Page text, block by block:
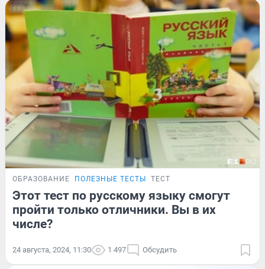
ОБРАЗОВАНИЕ ПОЛЕЗНЫЕ ТЕСТЫ ТЕСТ
Этот тест по русскому языку смогут
пройти только отличники. Вы в их
числе?
24 августа, 2024, 11:30 1 497 Обсудить